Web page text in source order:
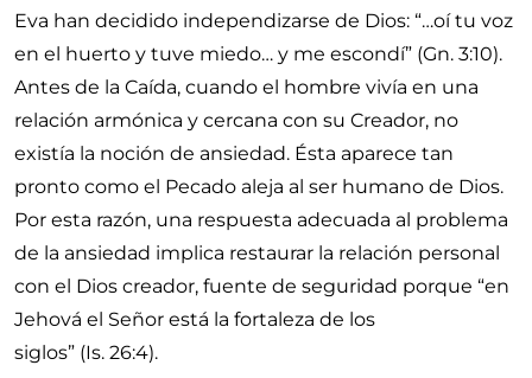
Eva han decidido independizarse de Dios: …oí tu voz
en el huerto y tuve miedo… y me escondí (Gn. 3:10).
Antes de la Caída, cuando el hombre vivía en una
relación armónica y cercana con su Creador, no
existía la noción de ansiedad. Ésta aparece tan
pronto como el Pecado aleja al ser humano de Dios.
Por esta razón, una respuesta adecuada al problema
de la ansiedad implica restaurar la relación personal
con el Dios creador, fuente de seguridad porque en
Jehová el Señor está la fortaleza de los
siglos (Is. 26:4).